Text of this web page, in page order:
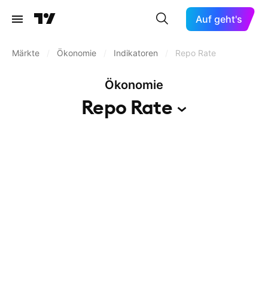
Auf geht's
Märkte Ökonomie Indikatoren Repo Rate
Ökonomie
Repo Rate